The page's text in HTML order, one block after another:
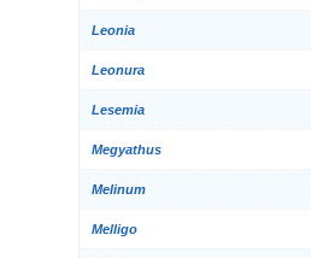
Leonia
Leonura
Lesemia
Megyathus
Melinum
Melligo